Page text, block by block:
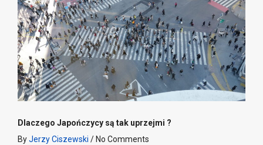
Dlaczego Japończycy są tak uprzejmi ?
ByJerzy Ciszewski / No Comments